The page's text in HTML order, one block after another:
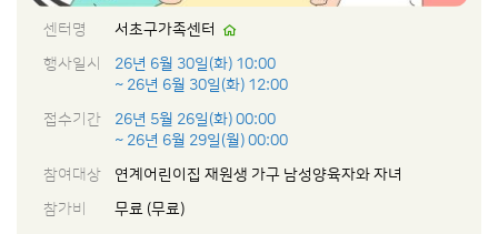
센터명
서초구가족센터
행사일시
26년 6월 30일(화) 10:00
~ 26년 6월 30일(화) 12:00
접수기간
26년 5월 26일(화) 00:00
~ 26년 6월 29일(월) 00:00
참여대상
연계어린이집 재원생 가구 남성양육자와 자녀
참가비
무료 (무료)